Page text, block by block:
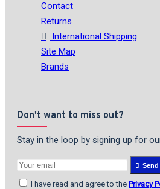
Contact
Returns
International Shipping
Site Map
Brands
Don't want to miss out?
Stay in the loop by signing up for
Send
I have read and agree to the Privacy